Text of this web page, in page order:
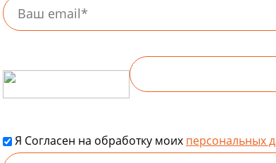
Я Согласен на обработку моих персональных